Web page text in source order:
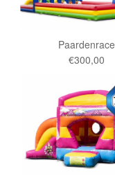
Paardenrace
€300,00